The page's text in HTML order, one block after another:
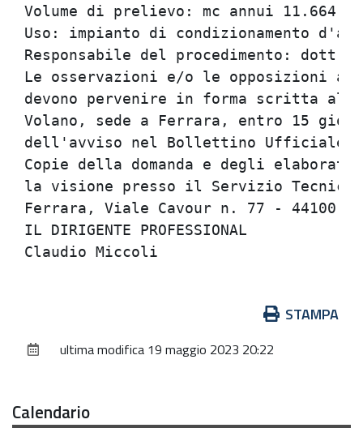
Volume di prelievo: mc annui 11.664.
Uso: impianto di condizionamento
Responsabile del procedimento: dott.
Le osservazioni e/o le opposizioni
devono pervenire in forma scritta al
Volano, sede a Ferrara, entro 15
dell'avviso nel Bollettino Ufficiale
Copie della domanda e degli
la visione presso il Servizio Tecnico
Ferrara, Viale Cavour n. 77 - 44100
IL DIRIGENTE PROFESSIONAL
documento
STAMPA
ultima modifica 19 maggio 2023 20:22
Calendario